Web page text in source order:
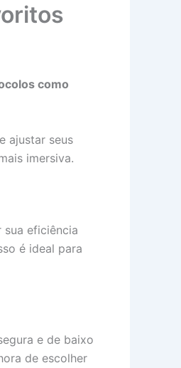
como
ajustar seus
imersiva.
eficiência
é ideal para
e de baixo
de escolher